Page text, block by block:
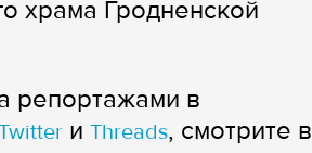
храма Гродненской
репортажами в
и Threads, смотрите в